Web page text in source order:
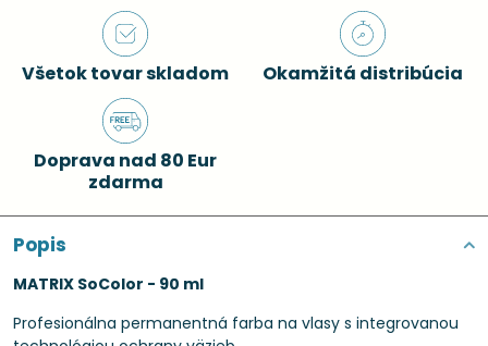
Všetok tovar skladom Okamžitá distribúcia
Doprava nad 80 Eur
zdarma
Popis
MATRIX SoColor - 90 ml
Profesionálna permanentná farba na vlasy s integrovanou